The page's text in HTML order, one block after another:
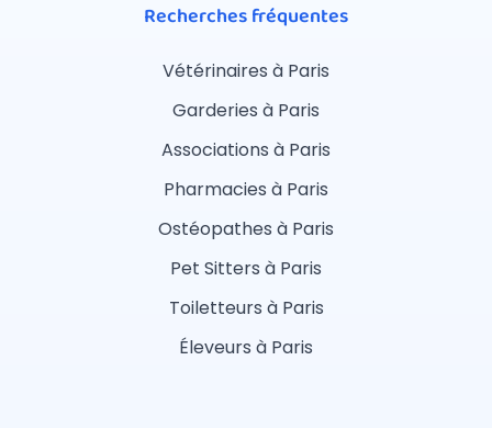
Recherches fréquentes
Vétérinaires à Paris
Garderies à Paris
Associations à Paris
Pharmacies à Paris
Ostéopathes à Paris
Pet Sitters à Paris
Toiletteurs à Paris
Éleveurs à Paris